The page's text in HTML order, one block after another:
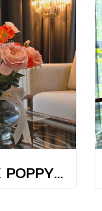
EVELINE X POPPY GRADIENT VASE